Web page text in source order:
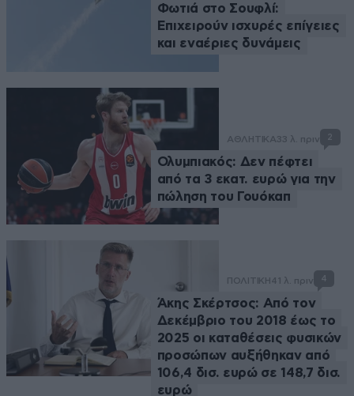
Φωτιά στο Σουφλί:
Επιχειρούν ισχυρές επίγειες
και εναέριες δυνάμεις
ΑΘΛΗΤΙΚΑ33 λ. πριν 2
Ολυμπιακός: Δεν πέφτει
από τα 3 εκατ. ευρώ για την
πώληση του Γουόκαπ
ΠΟΛΙΤΙΚΗ41 λ. πριν 4
Άκης Σκέρτσος: Από τον
Δεκέμβριο του 2018 έως το
2025 οι καταθέσεις φυσικών
προσώπων αυξήθηκαν από
106,4 δισ. ευρώ σε 148,7 δισ.
ευρώ